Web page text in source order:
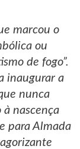
marcou o
ou
de fogo”.
inaugurar a
nunca
nascença
para Almada